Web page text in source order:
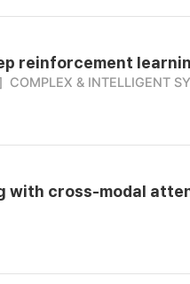
reinforcement
COMPLEX & INTELLIGENT
with cross-modal